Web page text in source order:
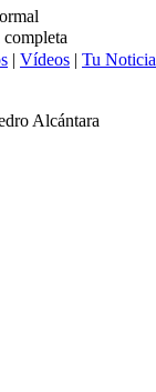
completa
| Vídeos | Tu Noticia
Alcántara